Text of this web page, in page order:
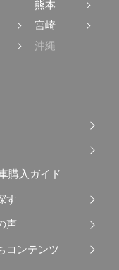
熊本
宮崎
沖縄
購入ガイド
す
声
コンテンツ